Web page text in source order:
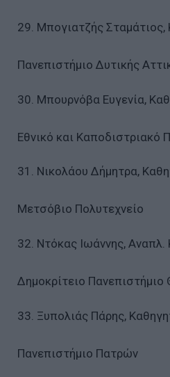
29. Μπογιατζής Σταμάτιος,
Πανεπιστήμιο Δυτικής
30. Μπουρνόβα Ευγενία,
Εθνικό και Καποδιστριακό
31. Νικολάου Δήμητρα,
Μετσόβιο Πολυτεχνείο
32. Ντόκας Ιωάννης, Αναπλ.
Δημοκρίτειο Πανεπιστήμιο
33. Ξυπολιάς Πάρης,
Πανεπιστήμιο Πατρών